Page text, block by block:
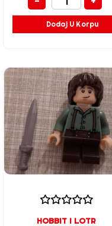
Dodaj U Korpu
HOBBIT I LOTR